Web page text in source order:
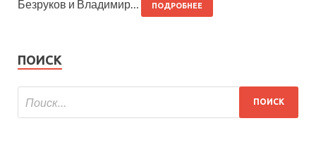
Безруков и Владимир… ПОДРОБНЕЕ
ПОИСК